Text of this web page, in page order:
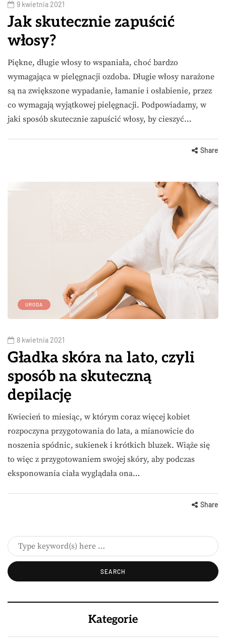
9 kwietnia 2021
Jak skutecznie zapuścić
włosy?
Piękne, długie włosy to wspaniała, choć bardzo
wymagająca w pielęgnacji ozdoba. Długie włosy narażone
są na zwiększone wypadanie, łamanie i osłabienie, przez
co wymagają wyjątkowej pielęgnacji. Podpowiadamy, w
jaki sposób skutecznie zapuścić włosy, by cieszyć…
Share
URODA
8 kwietnia 2021
Gładka skóra na lato, czyli
sposób na skuteczną
depilację
Kwiecień to miesiąc, w którym coraz więcej kobiet
rozpoczyna przygotowania do lata, a mianowicie do
noszenia spódnic, sukienek i krótkich bluzek. Wiąże się
to więc z przygotowaniem swojej skóry, aby podczas
eksponowania ciała wyglądała ona…
Share
Kategorie